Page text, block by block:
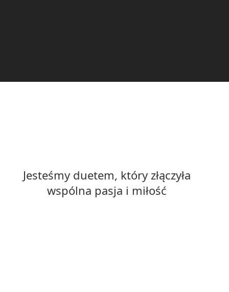
Jesteśmy duetem, który złączyła
wspólna pasja i miłość